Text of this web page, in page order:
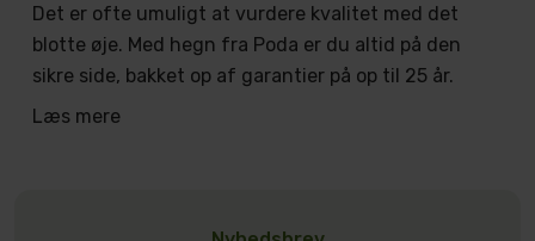
Det er ofte umuligt at vurdere kvalitet med det
blotte øje. Med hegn fra Poda er du altid på den
sikre side, bakket op af garantier på op til 25 år.
Læs mere